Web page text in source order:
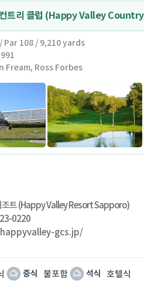
트리 클럽 (Happy Valley
Par 108 / 9,210 yards
Fream, Ross Forbes
클럽 삿포로는, 평지에서 언덕으로 이르는
27홀의 챔피온코스가 있는 골프 클럽입
볼 수 있는 지형자연의 원형지를 그대로
설계자 "로날드 프림의 컨셉을 살리고 있
러프에 이어지는 마운드를 그린의 언듈레
풍부하게, 북해도다운 북해도를 만끽할
조트 (Happy Valley Resort Sapporo)
0220
gcs.jp/
불포함 호텔식